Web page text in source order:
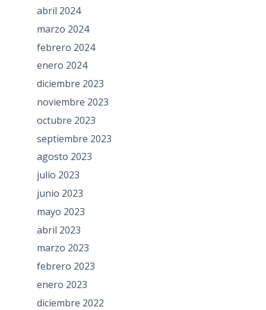
abril 2024
marzo 2024
febrero 2024
enero 2024
diciembre 2023
noviembre 2023
octubre 2023
septiembre 2023
agosto 2023
julio 2023
junio 2023
mayo 2023
abril 2023
marzo 2023
febrero 2023
enero 2023
diciembre 2022